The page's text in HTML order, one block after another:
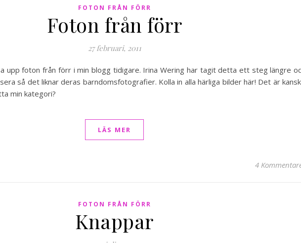
FOTON FRÅN FÖRR
Foton från förr
27 februari, 2011
upp foton från förr i min blogg tidigare. Irina Wering har tagit detta ett steg längre
så det liknar deras barndomsfotografier. Kolla in alla härliga bilder här! Det är
min kategori?
LÄS MER
4
FOTON FRÅN FÖRR
Knappar